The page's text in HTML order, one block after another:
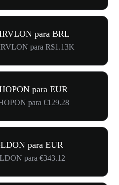
para BRL
para R$1.13K
para EUR
para €129.28
para EUR
para €343.12